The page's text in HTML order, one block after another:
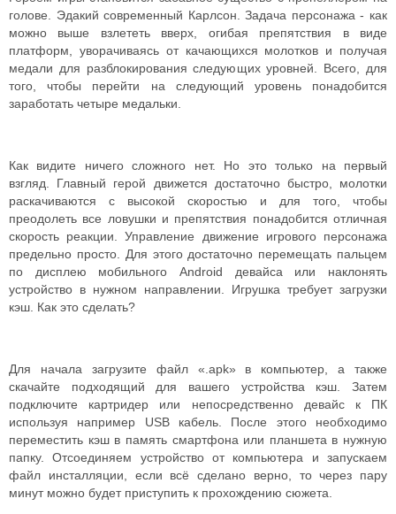
голове. Эдакий современный Карлсон. Задача персонажа - как
можно выше взлететь вверх, огибая препятствия в виде
платформ, уворачиваясь от качающихся молотков и получая
медали для разблокирования следующих уровней. Всего, для
того, чтобы перейти на следующий уровень понадобится
заработать четыре медальки.
Как видите ничего сложного нет. Но это только на первый
взгляд. Главный герой движется достаточно быстро, молотки
раскачиваются с высокой скоростью и для того, чтобы
преодолеть все ловушки и препятствия понадобится отличная
скорость реакции.Управление движение игрового персонажа
предельно просто. Для этого достаточно перемещать пальцем
по дисплею мобильного Android девайса или наклонять
устройство в нужном направлении. Игрушка требует загрузки
кэш. Как это сделать?
Для начала загрузите файл «.apk» в компьютер, а также
скачайте подходящий для вашего устройства кэш. Затем
подключите картридер или непосредственно девайс к ПК
используя например USB кабель. После этого необходимо
переместить кэш в память смартфона или планшета в нужную
папку. Отсоединяем устройство от компьютера и запускаем
файл инсталляции, если всё сделано верно, то через пару
минут можно будет приступить к прохождению сюжета.